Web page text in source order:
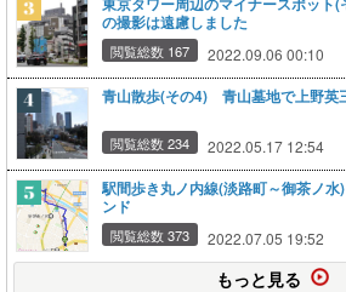
の撮影は遠慮しました
閲覧総数 167 2022.09.06 00:10
青山散歩(その4) 青山墓地で上野英
閲覧総数 234 2022.05.17 12:54
駅間歩き丸ノ内線(淡路町～御茶ノ
ンド
閲覧総数 373 2022.07.05 19:52
もっと見る